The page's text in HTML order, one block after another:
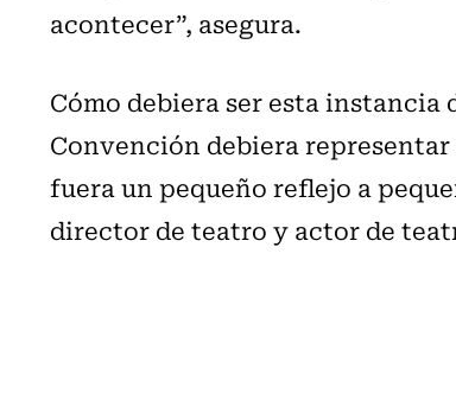
acontecer”, asegura.
Cómo debiera ser esta
Convención debiera
fuera un pequeño reflejo a
director de teatro y actor de